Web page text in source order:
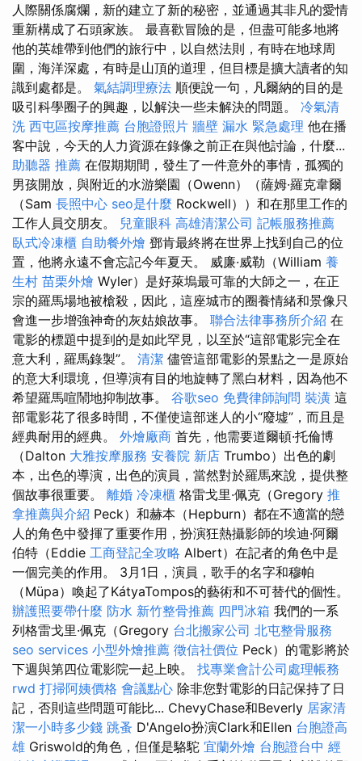
人際關係腐爛，新的建立了新的秘密，並通過其非凡的愛情
重新構成了石頭家族。 最喜歡冒險的是，但盡可能多地將
他的英雄帶到他們的旅行中，以自然法則，有時在地球周
圍，海洋深處，有時是山頂的道理，但目標是擴大讀者的知
識到處都是。 氣結調理療法 順便說一句，凡爾納的目的是
吸引科學圈子的興趣，以解決一些未解決的問題。 冷氣清
洗 西屯區按摩推薦 台胞證照片 牆壁 漏水 緊急處理 他在播
客中說，今天的人力資源在錄像之前正在與他討論，什麼...
助聽器 推薦 在假期期間，發生了一件意外的事情，孤獨的
男孩開放，與附近的水游樂園（Owenn）（薩姆·羅克韋爾
（Sam 長照中心 seo是什麼 Rockwell））和在那里工作的
工作人員交朋友。 兒童眼科 高雄清潔公司 記帳服務推薦
臥式冷凍櫃 自助餐外燴 鄧肯最終將在世界上找到自己的位
置，他將永遠不會忘記今年夏天。 威廉·威勒（William 養
生村 苗栗外燴 Wyler）是好萊塢最可靠的大師之一，在正
宗的羅馬場地被槍殺，因此，這座城市的圈養情緒和景像只
會進一步增強神奇的灰姑娘故事。 聯合法律事務所介紹 在
電影的標題中提到的是如此罕見，以至於“這部電影完全在
意大利，羅馬錄製”。 清潔 儘管這部電影的景點之一是原始
的意大利環境，但導演有目的地旋轉了黑白材料，因為他不
希望羅馬喧鬧地抑制故事。 谷歌seo 免費律師詢問 裝潢 這
部電影花了很多時間，不僅使這部迷人的小“廢墟”，而且是
經典耐用的經典。 外燴廠商 首先，他需要道爾頓·托倫博
（Dalton 大雅按摩服務 安養院 新店 Trumbo）出色的劇
本，出色的導演，出色的演員，當然對於羅馬來說，提供整
個故事很重要。 離婚 冷凍櫃 格雷戈里·佩克（Gregory 推
拿推薦與介紹 Peck）和赫本（Hepburn）都在不適當的戀
人的角色中發揮了重要作用，扮演狂熱攝影師的埃迪·阿爾
伯特（Eddie 工商登記全攻略 Albert）在記者的角色中是
一個完美的作用。 3月1日，演員，歌手的名字和穆帕
（Müpa）喚起了KátyaTompos的藝術和不可替代的個性。
辦護照要帶什麼 防水 新竹整骨推薦 四門冰箱 我們的一系
列格雷戈里·佩克（Gregory 台北搬家公司 北屯整骨服務
seo services 小型外燴推薦 徵信社價位 Peck）的電影將於
下週與第四位電影院一起上映。 找專業會計公司處理帳務
rwd 打掃阿姨價格 會議點心 除非您對電影的日記保持了日
記，否則這些問題可能比... ChevyChase和Beverly 居家清
潔一小時多少錢 跳蚤 D'Angelo扮演Clark和Ellen 台胞證高
雄 Griswold的角色，但僅是駱駝 宜蘭外燴 台胞證台中 經